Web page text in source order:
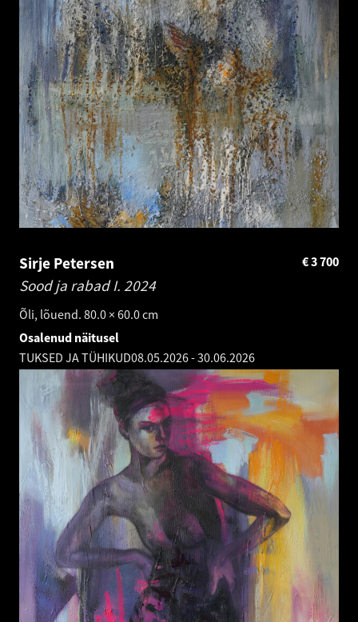
Sirje Petersen
Sood ja rabad I. 2024
Õli, lõuend. 80.0 × 60.0 cm
3 700
€
Osalenud näitusel
TUKSED JA TÜHIKUD08.05.2026-30.06.2026